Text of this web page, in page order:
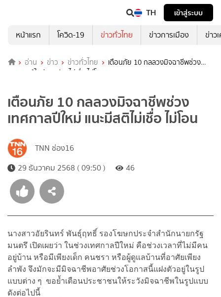
TH
เข้าสู่ระบบ
หน้าแรก
โควิด-19 ข่าวทั่วไทย ข่าวการเมือง ข่าว
อ่าน ข่าว ข่าวทั่วไทย
เตือนภัย 10 กลลวงมิจฉาชีพช่วง
เทศกาลปีใหม่ แนะมีสติไม่เชื่อ ไม่โอน
เตือนภัย 10 กลลวงมิจฉาชีพช่วง
เทศกาลปีใหม่ แนะมีสติไม่เชื่อ ไม่โอน
TNN ช่อง16
29 ธันวาคม 2568 ( 09:50 )
46
นางสาวอัยรินทร์ พันธุ์ฤทธิ์ รองโฆษกประจำสำนักนายกรัฐ
มนตรึ เปิดเผยว่า ในช่วงเทศกาลปีใหม่ คือช่วงเวลาที่ไม่มีคน
อยู่บ้าน หรือมีเพียงเด็ก คนชรา หรือผู้ดูแลบ้านที่อาศัยเพียง
ลำพัง จึงมักจะมีมิจฉาชีพอาศัยช่วงโอกาสนี้แฝงตัวอยู่ในรูป
แบบต่าง ๆ ขอย้ำเตือนประชาชนให้ระวังมิจฉาชีพในรูปแบบ
ดังต่อไปนี้